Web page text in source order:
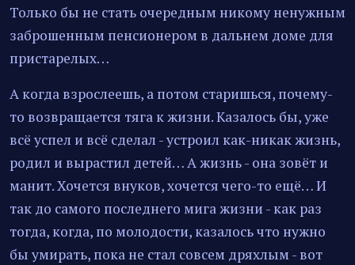
Только бы не стать очередным никому ненужным
заброшенным пенсионером в дальнем доме для
пристарелых…
А когда взрослеешь, а потом старишься, почему-
то возвращается тяга к жизни. Казалось бы, уже
всё успел и всё сделал - устроил как-никак жизнь,
родил и вырастил детей… А жизнь - она зовёт и
манит. Хочется внуков, хочется чего-то ещё… И
так до самого последнего мига жизни - как раз
тогда, когда, по молодости, казалось что нужно
бы умирать, пока не стал совсем дряхлым - вот